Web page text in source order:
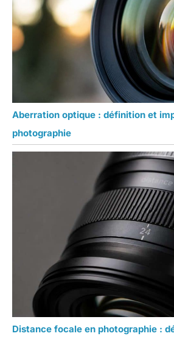
Aberration optique : définition et
photographie
Distance focale en photographie :